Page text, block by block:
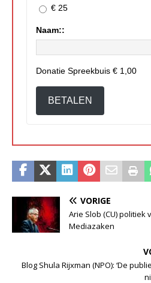
€ 25
Naam::
Donatie Spreekbuis € 1,00
BETALEN
VORIGE
Arie Slob (CU)
Mediazaken
Blog Shula Rijxman (NPO): ‘De